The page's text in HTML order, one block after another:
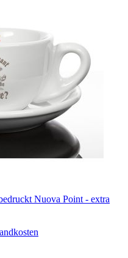
Nuova Point - extra